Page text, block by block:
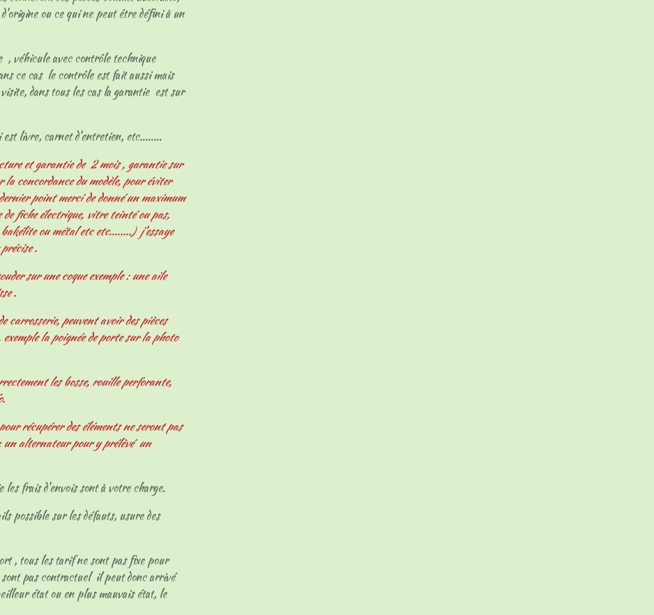
ou ce qui ne peut être défini à un
véhicule avec contrôle technique
ce cas le contrôle est fait aussi mais
dans tous les cas la garantie est sur
livre, carnet d'entretien, etc........
et garantie de 2 mois , garantie sur
concordance du modèle, pour éviter
point merci de donné un maximum
fiche électrique, vitre teinté ou pas,
ou métal etc etc........) j'essaye
.
sur une coque exemple : une aile
.
carrosserie, peuvent avoir des pièces
la poignée de porte sur la photo
les bosse, rouille perforante,
récupérer des éléments ne seront pas
un alternateur pour y prélèvé un
frais d'envois sont à votre charge.
possible sur les défauts, usure des
, tous les tarif ne sont pas fixe pour
pas contractuel il peut donc arrivé
état ou en plus mauvais état, le